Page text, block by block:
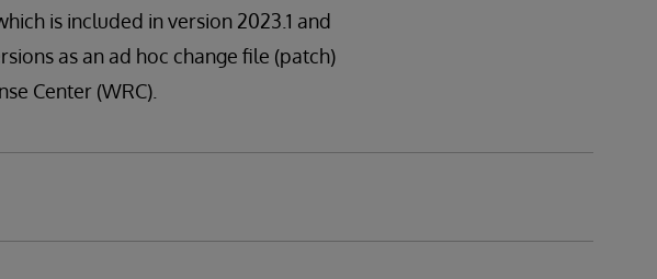
is included in version 2023.1 and
as an ad hoc change file (patch)
Center (WRC).